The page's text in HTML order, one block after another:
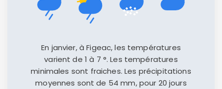
En janvier, à Figeac, les températures
varient de 1 à 7 °. Les températures
minimales sont fraiches. Les précipitations
moyennes sont de 54 mm, pour 20 jours